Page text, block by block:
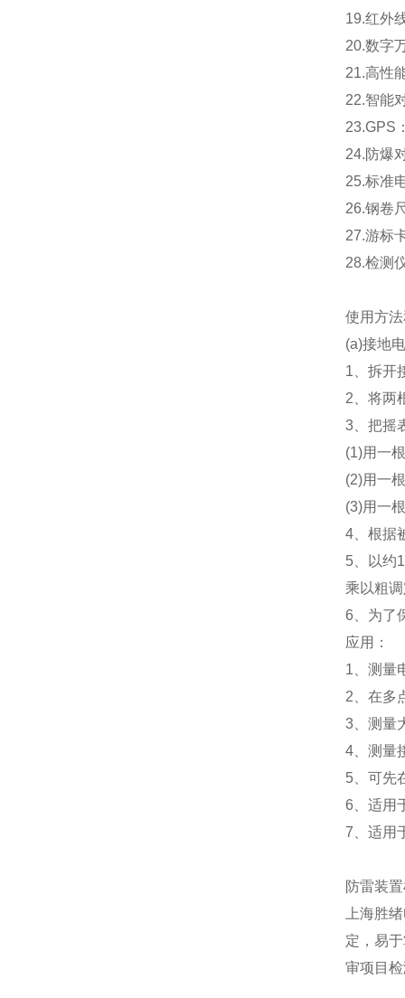
19.红外
20.数字
21.高性
22.智能
23.GPS
24.防爆
25.标准
26.钢卷
27.游标
28.检测
使用方
(a)接地
1、拆开
2、将两
3、把摇
(1)用一
(2)用一
(3)用一
4、根据
5、以约
乘以粗
6、为了
应用：
1、测量
2、在多
3、测量
4、测量
5、可先
6、适用
7、适用
防雷装
上海胜
定，易
审项目